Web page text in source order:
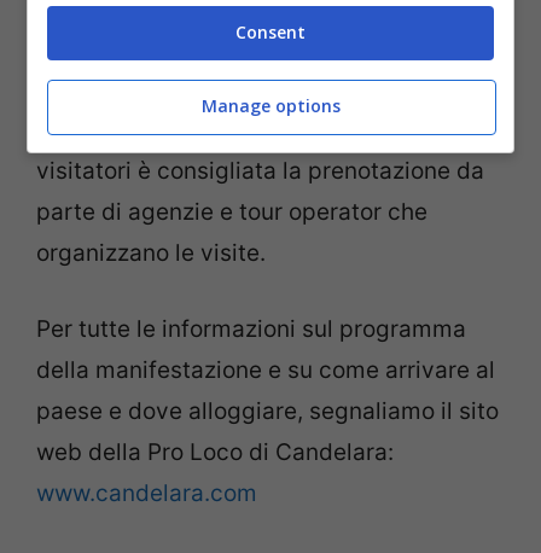
L’ingresso alla manifestazione è a
pagamento:2,50 euro a persona, esclusi i
bambini sotto i 12 anni. Per i gruppi di
visitatori è consigliata la prenotazione da
parte di agenzie e tour operator che
organizzano le visite.
Per tutte le informazioni sul programma
della manifestazione e su come arrivare al
paese e dove alloggiare, segnaliamo il sito
web della Pro Loco di Candelara:
www.candelara.com
Consent
Manage options